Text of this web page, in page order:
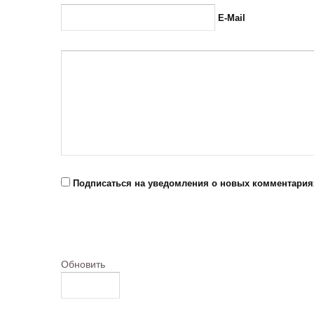
E-Mail
Подписаться на уведомления о новых
Обновить